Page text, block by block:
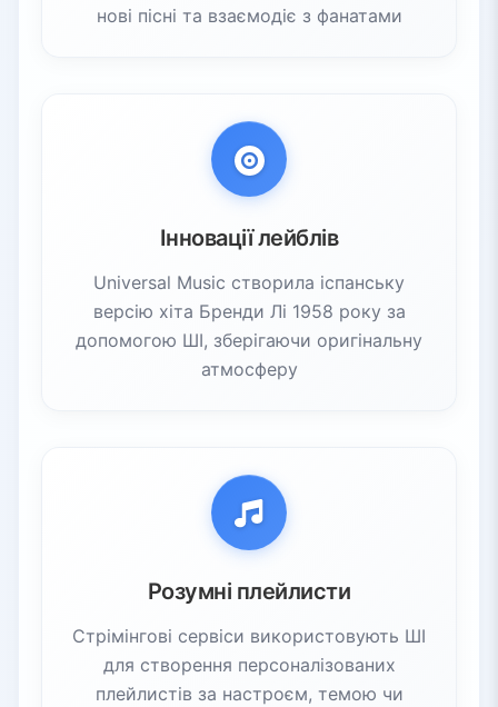
нові пісні та взаємодіє з фанатами
Інновації лейблів
Universal Music створила іспанську
версію хіта Бренди Лі 1958 року за
допомогою ШІ, зберігаючи оригінальну
атмосферу
Розумні плейлисти
Стрімінгові сервіси використовують ШІ
для створення персоналізованих
плейлистів за настроєм, темою чи